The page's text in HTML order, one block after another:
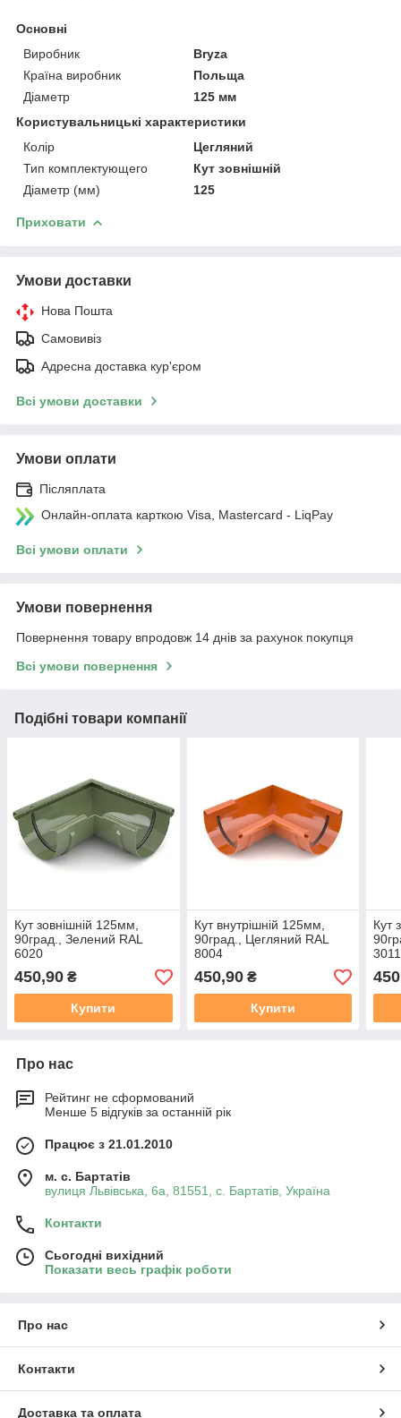
Основні
Виробник
Bryza
Країна виробник
Польща
Діаметр
125 мм
Користувальницькі характеристики
Колір
Цегляний
Тип комплектующего
Кут зовнішній
Діаметр (мм)
125
Приховати
Умови доставки
Нова Пошта
Самовивіз
Адресна доставка кур'єром
Всі умови доставки
Умови оплати
Післяплата
Онлайн-оплата карткою Visa, Mastercard - LiqPay
Всі умови оплати
Умови повернення
Повернення товару впродовж 14 днів за рахунок покупця
Всі умови повернення
Подібні товари компанії
Кут зовнішній 125мм,
90град., Зелений RAL
6020
450,90 ₴
Купити
Кут внутрішній 125мм,
90град., Цегляний RAL
8004
450,90₴
Купити
Кут
3011
Про нас
Рейтинг не сформований
Менше 5 відгуків за останній рік
Працює з 21.01.2010
м. с. Бартатів
вулиця Львівська, 6а, 81551, с. Бартатів, Україна
Контакти
Сьогодні вихідний
Показати весь графік роботи
Про нас
Контакти
Доставка та оплата